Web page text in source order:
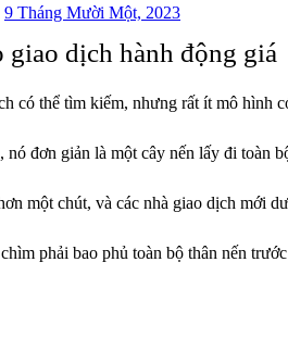
9 Tháng Mười Một, 2023
dịch hành động giá
có thể tìm kiếm, nhưng rất ít mô hình
đơn giản là một cây nến lấy đi toàn
một chút, và các nhà giao dịch mới
phải bao phủ toàn bộ thân nến